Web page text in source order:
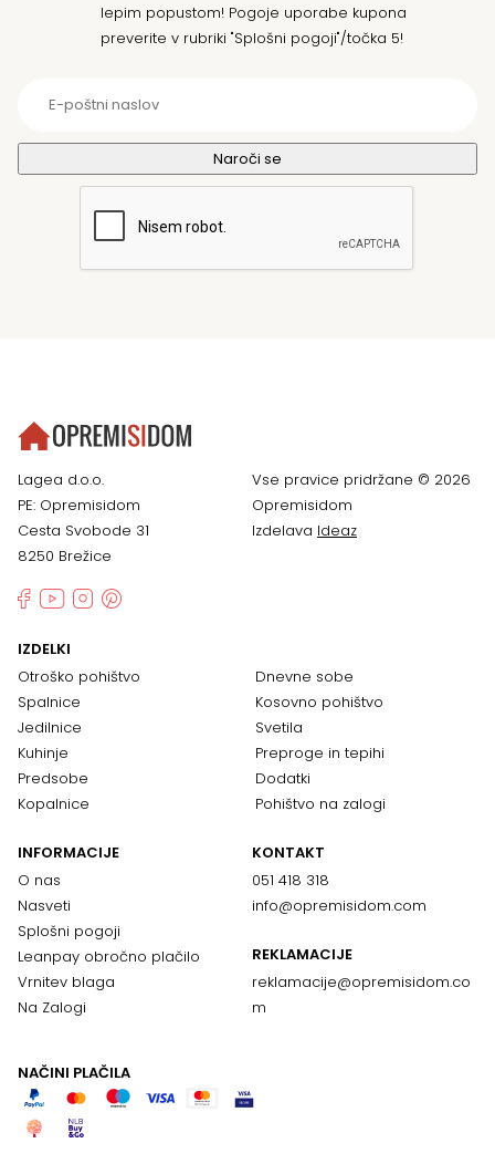
lepim popustom! Pogoje uporabe kupona
preverite v rubriki "Splošni pogoji"/točka 5!
Lagea d.o.o.
PE: Opremisidom
Cesta Svobode 31
8250 Brežice
Vse pravice pridržane © 2026
Opremisidom
Izdelava Ideaz
IZDELKI
Otroško pohištvo
Spalnice
Jedilnice
Kuhinje
Predsobe
Kopalnice
Dnevne sobe
Kosovno pohištvo
Svetila
Preproge in tepihi
Dodatki
Pohištvo na zalogi
INFORMACIJE
O nas
Nasveti
Splošni pogoji
Leanpay obročno plačilo
Vrnitev blaga
Na Zalogi
KONTAKT
051 418 318
info@opremisidom.com
REKLAMACIJE
reklamacije@opremisidom.co
m
NAČINI PLAČILA